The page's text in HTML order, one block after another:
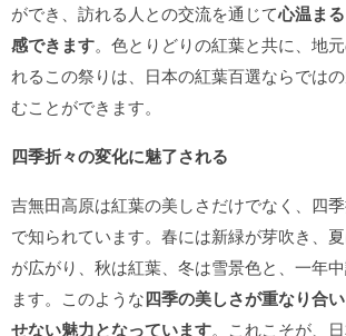
ができ、訪れる人との交流を通じて心温ま
感できます。色とりどりの紅葉と共に、地
れるこの祭りは、日本の紅葉百選ならでは
むことができます。
四季折々の変化に魅了される
吉無田高原は紅葉の美しさだけでなく、四
で知られています。春には新緑が芽吹き、
が広がり、秋は紅葉、冬は雪景色と、一年
ます。このような四季の美しさが重なり合
せない魅力となっています。これこそが、